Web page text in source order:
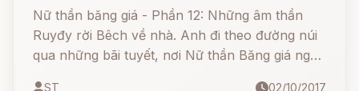
Nữ thần băng giá - Phần 12: Những âm thần
Ruyđy rời Bêch về nhà. Anh đi theo đường núi
qua những bãi tuyết, nơi Nữ thần Băng giá ngự
ST 02/10/2017